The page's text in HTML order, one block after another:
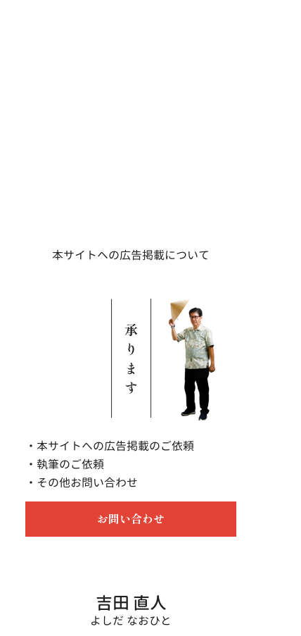
本サイトへの広告掲載について
・本サイトへの広告掲載のご依頼
・執筆のご依頼
・その他お問い合わせ
お問い合わせ
吉田 直人
よしだ なおひと